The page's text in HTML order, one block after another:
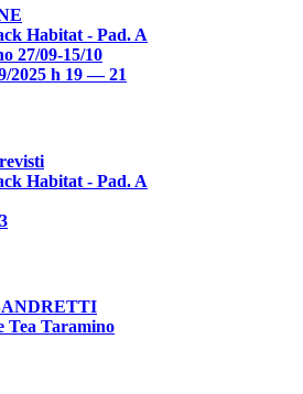
Habitat - Pad. A
27/09-15/10
2025 h 19 — 21
Habitat - Pad. A
Tea Taramino